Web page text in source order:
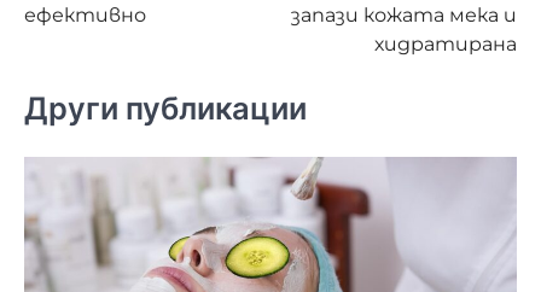
ефективно
запази кожата мека и
хидратирана
Други публикации